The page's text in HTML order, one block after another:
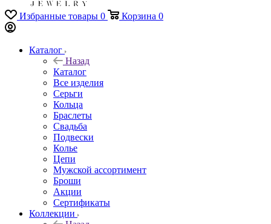
Избранные товары 0 Корзина 0
Каталог
Назад
Каталог
Все изделия
Серьги
Кольца
Браслеты
Свадьба
Подвески
Колье
Цепи
Мужской ассортимент
Броши
Акции
Сертификаты
Коллекции